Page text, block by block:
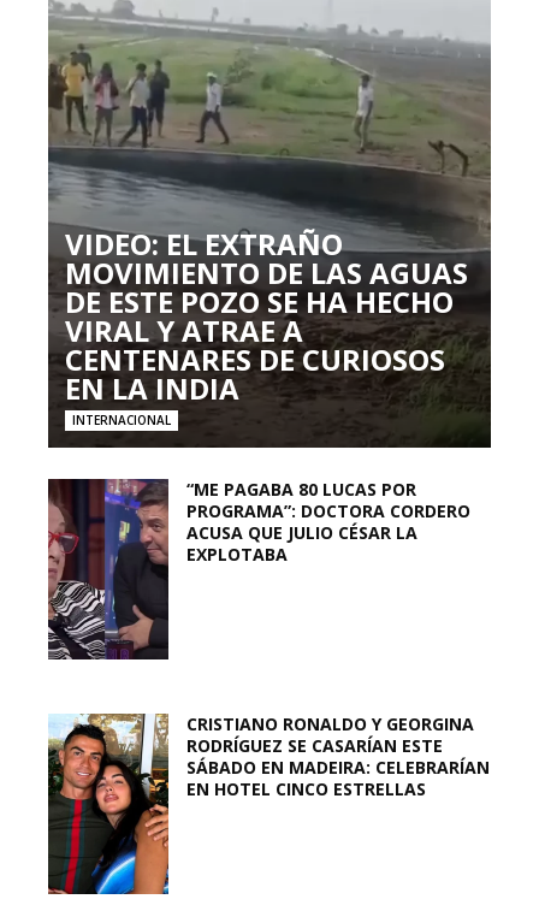
VIDEO: EL EXTRAÑO
MOVIMIENTO DE LAS AGUAS
DE ESTE POZO SE HA HECHO
VIRAL Y ATRAE A
CENTENARES DE CURIOSOS
EN LA INDIA
INTERNACIONAL
“ME PAGABA 80 LUCAS POR
PROGRAMA”: DOCTORA CORDERO
ACUSA QUE JULIO CÉSAR LA
EXPLOTABA
CRISTIANO RONALDO Y GEORGINA
RODRÍGUEZ SE CASARÍAN ESTE
SÁBADO EN MADEIRA: CELEBRARÍAN
EN HOTEL CINCO ESTRELLAS